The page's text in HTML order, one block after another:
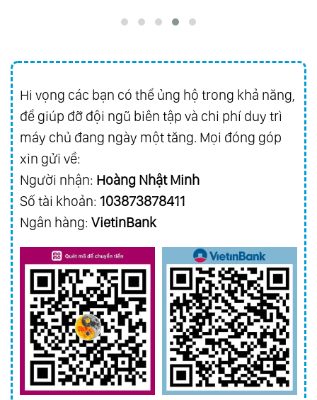
Hi vọng các bạn có thể ủng hộ trong khả năng,
để giúp đỡ đội ngũ biên tập và chi phí duy trì
máy chủ đang ngày một tăng. Mọi đóng góp
xin gửi về:
Người nhận: Hoàng Nhật Minh
Số tài khoản: 103873878411
Ngân hàng: VietinBank